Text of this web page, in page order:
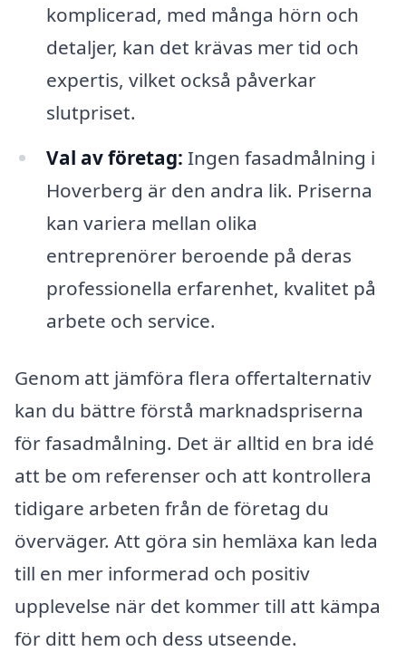
komplicerad, med många hörn och
detaljer, kan det krävas mer tid och
expertis, vilket också påverkar
slutpriset.
Val av företag: Ingen fasadmålning i
Hoverberg är den andra lik. Priserna
kan variera mellan olika
entreprenörer beroende på deras
professionella erfarenhet, kvalitet på
arbete och service.
Genom att jämföra flera offertalternativ
kan du bättre förstå marknadspriserna
för fasadmålning. Det är alltid en bra idé
att be om referenser och att kontrollera
tidigare arbeten från de företag du
överväger. Att göra sin hemläxa kan leda
till en mer informerad och positiv
upplevelse när det kommer till att kämpa
för ditt hem och dess utseende.